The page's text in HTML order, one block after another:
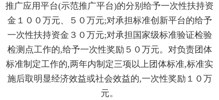
推广应用平台(示范推广平台)的分别给予一次性扶持资
金１００万元、５０万元;对承担标准创新平台的给予
一次性扶持资金３０万元;对承担国家级标准验证检验
检测点工作的,给予一次性奖励５０万元。 对负责团体
标准制定工作的,两年内制定三项以上团体标准,标准实
施后取明显经济效益或社会效益的,一次性奖励１０万
元。